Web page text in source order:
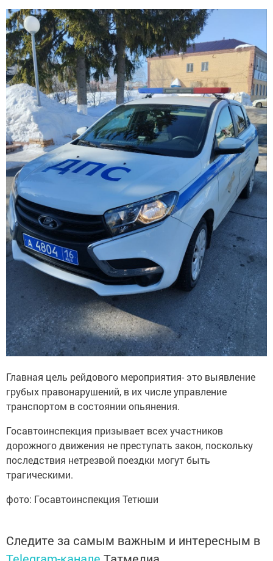
Главная цель рейдового мероприятия- это выявление
грубых правонарушений, в их числе управление
транспортом в состоянии опьянения.
Госавтоинспекция призывает всех участников
дорожного движения не преступать закон, поскольку
последствия нетрезвой поездки могут быть
трагическими.
фото: Госавтоинспекция Тетюши
Следите за самым важным и интересным в